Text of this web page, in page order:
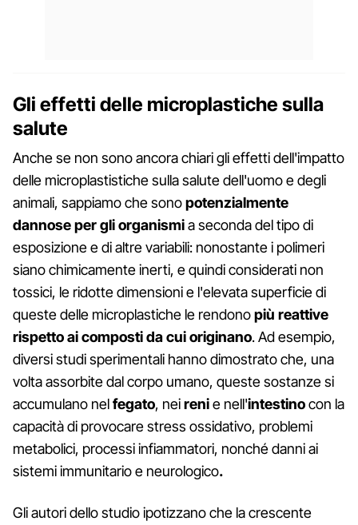
Gli effetti delle microplastiche sulla
salute
Anche se non sono ancora chiari gli effetti dell'impatto
delle microplastistiche sulla salute dell'uomo e degli
animali, sappiamo che sonopotenzialmente
dannose per gli organismia seconda del tipo di
esposizione e di altre variabili: nonostante i polimeri
siano chimicamente inerti, e quindi considerati non
tossici, le ridotte dimensioni e l'elevata superficie di
queste delle microplastiche le rendonopiù reattive
rispetto ai composti da cui originano. Ad esempio,
diversi studi sperimentali hanno dimostrato che, una
volta assorbite dal corpo umano, queste sostanze si
accumulano nelfegato, neirenie nell'intestinocon la
capacità di provocare stress ossidativo, problemi
metabolici, processi infiammatori, nonché danni ai
sistemi immunitario e neurologico.
Gli autori dello studio ipotizzano che la crescente